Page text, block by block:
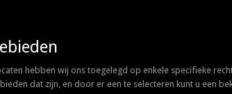
hebben wij ons toegelegd op enkele specifieke
dat zijn, en door er een te selecteren kunt u een